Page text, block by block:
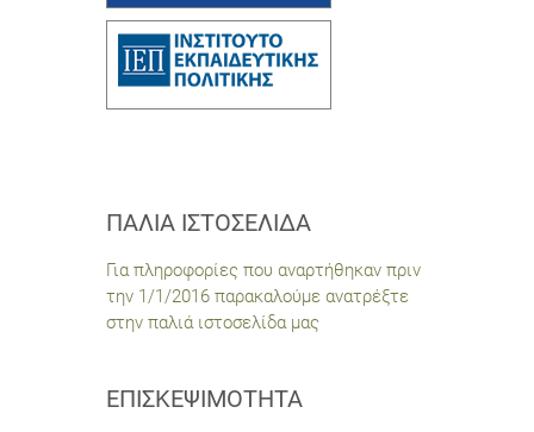
ΠΑΛΙΆ ΙΣΤΟΣΕΛΊΔΑ
Για πληροφορίες που αναρτήθηκαν πριν
την 1/1/2016 παρακαλούμε ανατρέξτε
στην παλιά ιστοσελίδα μας
ΕΠΙΣΚΕΨΙΜΌΤΗΤΑ